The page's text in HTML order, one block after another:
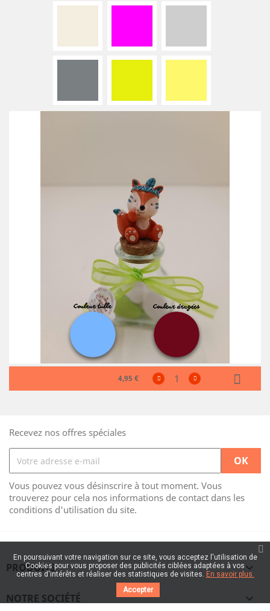
4,95 €
Recevez nos offres spéciales
Vous pouvez vous désinscrire à tout moment. Vous
trouverez pour cela nos informations de contact dans les
conditions d'utilisation du site.
PRODUITS 
NOTRE SOCIÉTÉ 
En poursuivant votre navigation sur ce site, vous acceptez l'utilisation de
Cookies pour vous proposer des publicités ciblées adaptées à vos
centres d'intérêts et réaliser des statistiques de visites. En savoir plus.
Accepter